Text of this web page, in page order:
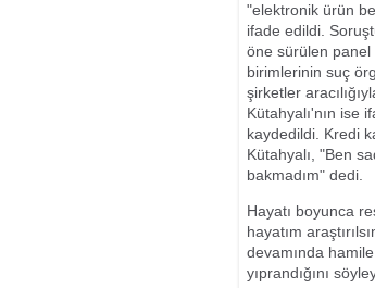
"elektronik ürün
ifade edildi.
öne sürülen
birimlerinin suç
şirketler
Kütahyalı'nın ise
kaydedildi. Kredi
Kütahyalı, "Ben
bakmadım" dedi.
Hayatı boyunca
hayatım
devamında
yıprandığını